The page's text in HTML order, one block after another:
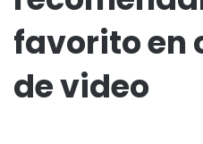
favorito en
de video